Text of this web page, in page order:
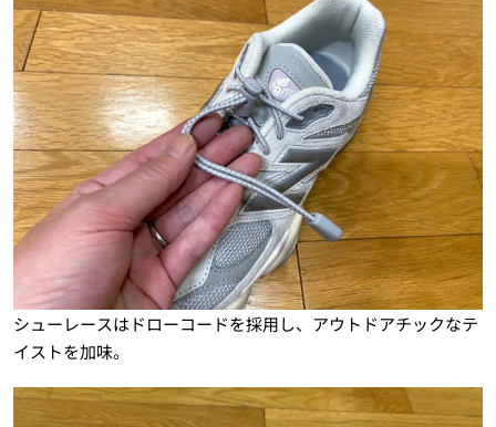
シューレースはドローコードを採用し、アウトドアチックなテ
イストを加味。